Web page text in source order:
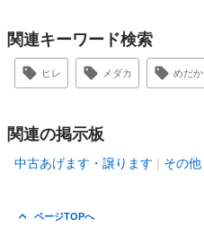
関連キーワード検索
ヒレ メダカ めだか
関連の掲示板
中古あげます・譲ります その他
ページTOPへ